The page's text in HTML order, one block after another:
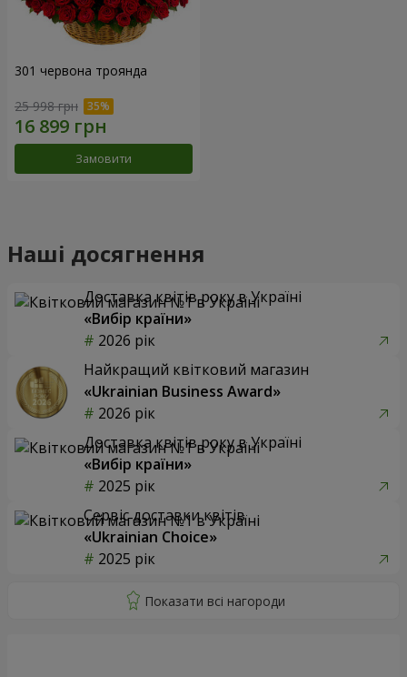
301 червона троянда
25 998 грн
Замовити
Наші досягнення
Доставка квітів року в Україні
«Вибір країни»
2026 рік
Найкращий квітковий магазин
«Ukrainian Business Award»
2026 рік
Доставка квітів року в Україні
«Вибір країни»
2025 рік
Сервіс доставки квітів
«Ukrainian Choice»
2025 рік